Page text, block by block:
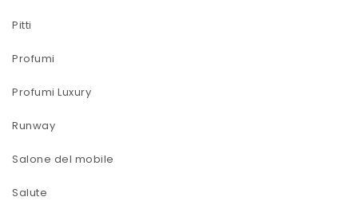
Pitti
Profumi
Profumi Luxury
Runway
Salone del mobile
Salute